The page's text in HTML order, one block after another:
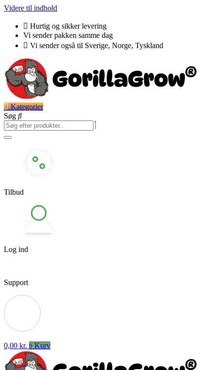
Videre til indhold
Hurtig og sikker levering
Vi sender pakken samme dag
Vi sender også til Sverige, Norge, Tyskland
Kategorier
Søg
Tilbud
Log ind
Support
0,00 kr. 0 Kurv